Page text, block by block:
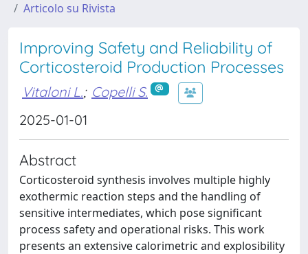
Articolo su Rivista
Improving Safety and Reliability of
Corticosteroid Production Processes
Vitaloni L.; Copelli S.
2025-01-01
Abstract
Corticosteroid synthesis involves multiple highly
exothermic reaction steps and the handling of
sensitive intermediates, which pose significant
process safety and operational risks. This work
presents an extensive calorimetric and explosibility